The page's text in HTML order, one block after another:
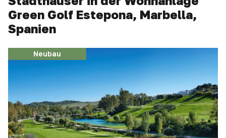
Green Golf Estepona, Marbella,
Spanien
Neubau